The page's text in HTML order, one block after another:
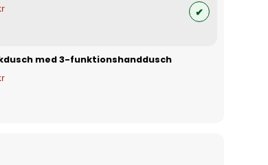
med 3-funktionshanddusch